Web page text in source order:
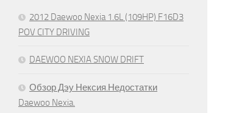
2012 Daewoo Nexia 1.6L (109HP) F16D3
POV CITY DRIVING
DAEWOO NEXIA SNOW DRIFT
Обзор Дэу Нексия.Недостатки
Daewoo Nexia.